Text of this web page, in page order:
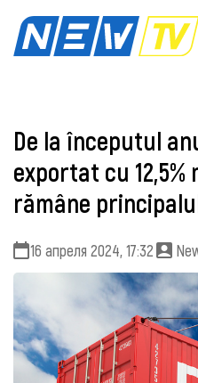
De la începutul
exportat cu 12,5%
rămâne
16 апреля 2024, 17:32